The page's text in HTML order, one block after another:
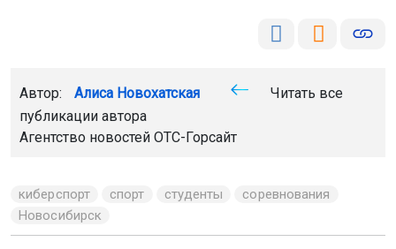
Автор: Алиса Новохатская
Читать все
публикации автора
Агентство новостей ОТС-Горсайт
киберспорт спорт студенты
соревнования
Новосибирск